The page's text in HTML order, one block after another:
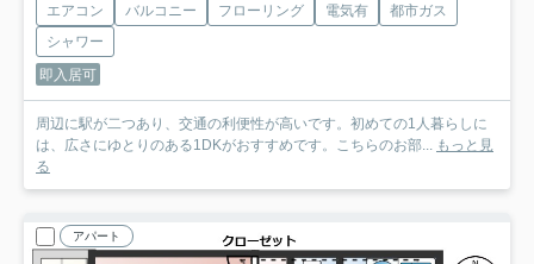
エアコン バルコニー フローリング 電気有
都市ガス
シャワー
即入居可
周辺に駅が二つあり、交通の利便性が高いです。初めての1人暮らしに
は、広さにゆとりのある1DKがおすすめです。こちらのお部...
もっと見
る
アパート